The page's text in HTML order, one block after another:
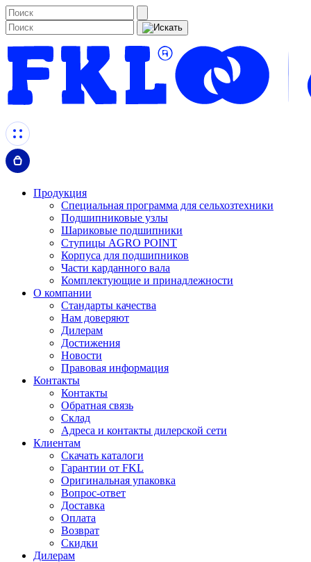
Продукция
Специальная программа для сельхозтехники
Подшипниковые узлы
Шариковые подшипники
Ступицы AGRO POINT
Корпуса для подшипников
Части карданного вала
Комплектующие и принадлежности
О компании
Стандарты качества
Нам доверяют
Дилерам
Достижения
Новости
Правовая информация
Контакты
Контакты
Обратная связь
Склад
Адреса и контакты дилерской сети
Клиентам
Скачать каталоги
Гарантии от FKL
Оригинальная упаковка
Вопрос-ответ
Доставка
Оплата
Возврат
Скидки
Дилерам